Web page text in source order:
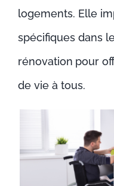
logements. Elle
spécifiques dans
rénovation pour
de vie à tous.